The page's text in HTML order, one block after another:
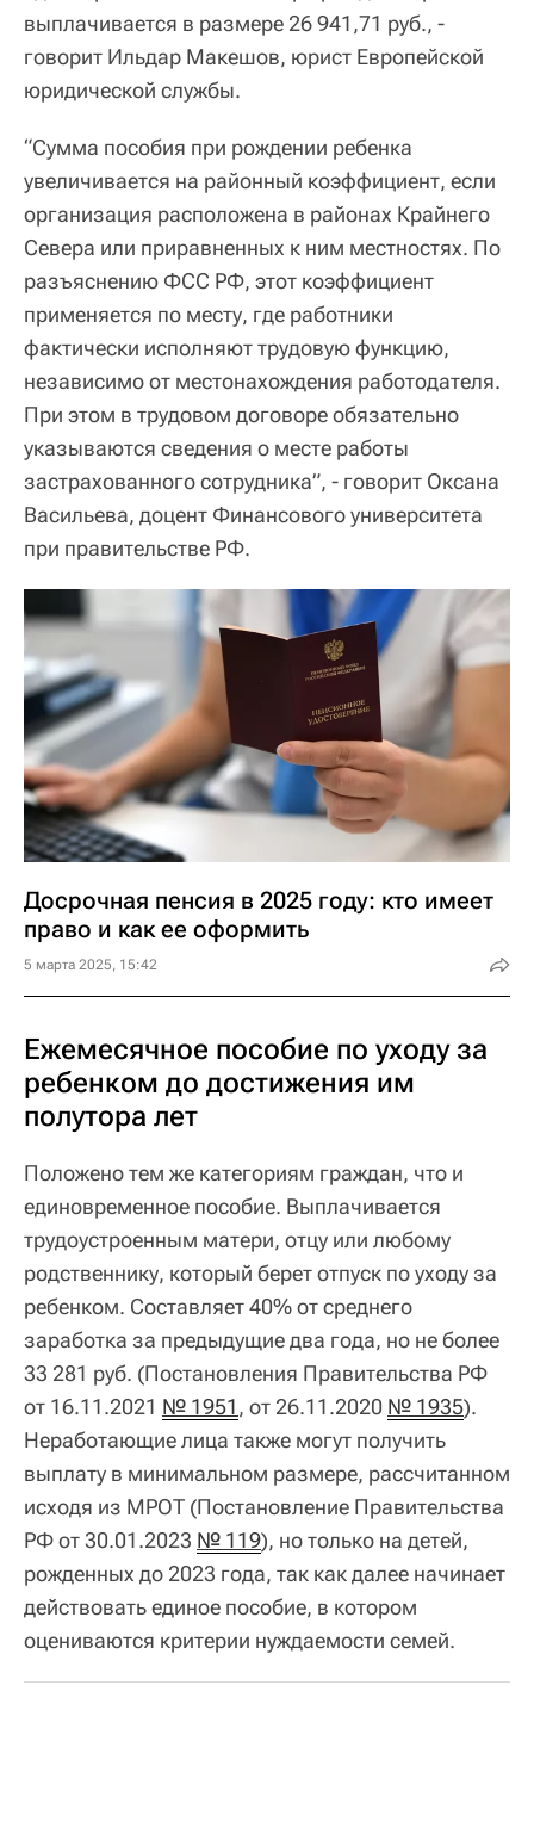
выплачивается в размере 26 941,71 руб., -
говорит Ильдар Макешов, юрист Европейской
юридической службы.
“Сумма пособия при рождении ребенка
увеличивается на районный коэффициент, если
организация расположена в районах Крайнего
Севера или приравненных к ним местностях. По
разъяснению ФСС РФ, этот коэффициент
применяется по месту, где работники
фактически исполняют трудовую функцию,
независимо от местонахождения работодателя.
При этом в трудовом договоре обязательно
указываются сведения о месте работы
застрахованного сотрудника”, - говорит Оксана
Васильева, доцент Финансового университета
при правительстве РФ.
Досрочная пенсия в 2025 году: кто имеет
право и как ее оформить
5 марта 2025, 15:42
Ежемесячное пособие по уходу за
ребенком до достижения им
полутора лет
Положено тем же категориям граждан, что и
единовременное пособие. Выплачивается
трудоустроенным матери, отцу или любому
родственнику, который берет отпуск по уходу за
ребенком. Составляет 40% от среднего
заработка за предыдущие два года, но не более
33 281 руб. (Постановления Правительства РФ
от 16.11.2021 № 1951, от 26.11.2020 № 1935).
Неработающие лица также могут получить
выплату в минимальном размере, рассчитанном
исходя из МРОТ (Постановление Правительства
РФ от 30.01.2023 № 119), но только на детей,
рожденных до 2023 года, так как далее начинает
действовать единое пособие, в котором
оцениваются критерии нуждаемости семей.